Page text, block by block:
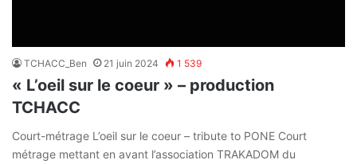
TCHACC_Ben 21 juin 2024 1 539
« L’oeil sur le coeur » – production
TCHACC
Court-métrage L’oeil sur le coeur – tribute to PONE Court
métrage mettant en avant l’association TRAKADOM du